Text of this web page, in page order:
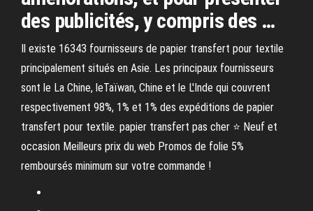
des publicités, y compris des …
Il existe 16343 fournisseurs de papier transfert pour textile
principalement situés en Asie. Les principaux fournisseurs
sont le La Chine, leTaïwan, Chine et le L'Inde qui couvrent
respectivement 98%, 1% et 1% des expéditions de papier
transfert pour textile. papier transfert pas cher ⭐ Neuf et
occasion Meilleurs prix du web Promos de folie 5%
remboursés minimum sur votre commande !